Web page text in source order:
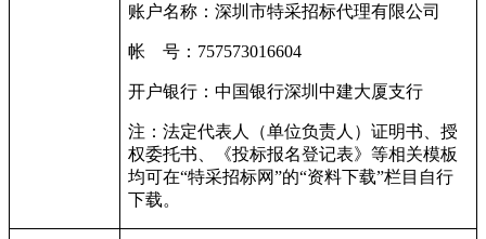
账户名称：深圳市特采招标代理有限公司
帐 号： 757573016604
开户银行：中国银行深圳中建大厦支行
注：法定代表人（单位负责人）证明书、授
权委托书、《投标报名登记表》等相关模板
均可在“特采招标网”的“资料下载”栏目自行
下载。